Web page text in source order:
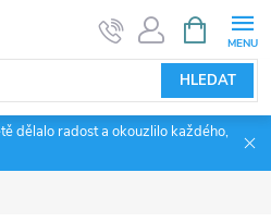
HLEDAT
NÁKUPNÍ
KOŠÍK
dělalo radost a okouzlilo každého,